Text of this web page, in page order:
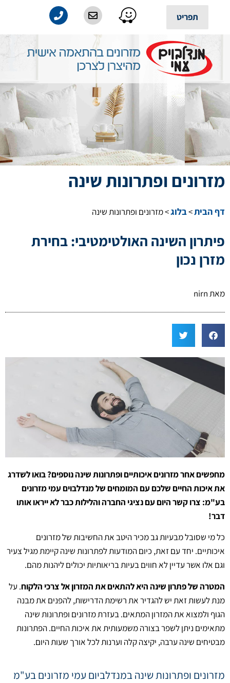
תפריט
מזרונים ופתרונות שינה
דף הבית>בלוג>מזרונים ופתרונות שינה
פיתרון השינה האולטימטיבי: בחירת
מזרן נכון
מאת
מחפשים אחר מזרונים איכותיים ופתרונות שינה נוספים? בואו לשדרג
את איכות החיים שלכם עם המומחים של מנדלבוים עמי מזרונים
בע"מ: צרו קשר היום עם נציגי החברה והלילות כבר לא ייראו אותו
דבר!
כל מי שסובל מבעיות גב מכיר היטב את החשיבות של מזרונים
איכותיים. יחד עם זאת, כיום המודעות לפתרונות שינה קיימת מגיל צעיר
וגם אלו אשר עדיין לא חווים בעיות בריאותיות יכולים ליהנות מהם.
המטרה של פתרון שינה היא להתאים את המזרון אל צרכי הלקוח. על
מנת לעשות זאת יש להגדיר את רשימת הדרישות, להפנים את מבנה
הגוף ולמצוא את המזרון המתאים. בעזרת מזרונים ופתרונות שינה
מתאימים ניתן לשפר בצורה משמעותית את איכות החיים. הפתרונות
מבטיחים שינה ערבה, יקיצה קלה וערנות לכל אורך שעות היום.
מזרונים ופתרונות שינה במנדלביום עמי מזרונים בע"מ